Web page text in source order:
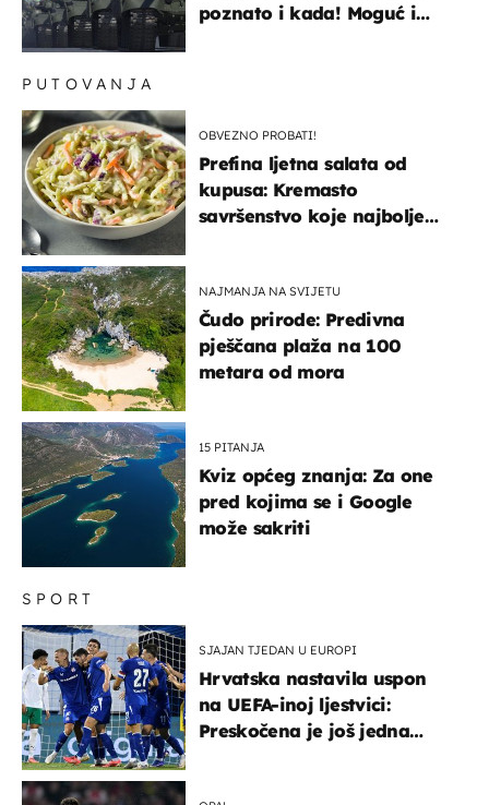
poznato i kada! Moguć i
SPORT
SJAJAN TJEDAN U EUROPI
Hrvatska nastavila uspon
na UEFA-inoj ljestvici:
Preskočena je još jedna
PUTOVANJA
OBVEZNO PROBATI!
Prefina ljetna salata od
kupusa: Kremasto
savršenstvo koje najbolje
NAJMANJA NA SVIJETU
Čudo prirode: Predivna
pješčana plaža na 100
metara od mora
15 PITANJA
Kviz općeg znanja: Za one
pred kojima se i Google
može sakriti